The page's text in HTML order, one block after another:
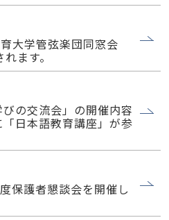
大学管弦楽団同窓会
ます。
の交流会」の開催内容
日本語教育講座」が参
保護者懇談会を開催し